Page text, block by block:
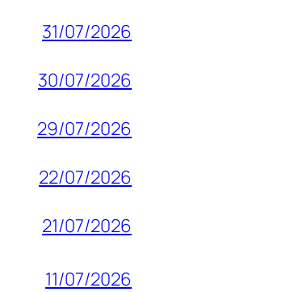
31/07/2026
30/07/2026
29/07/2026
22/07/2026
21/07/2026
11/07/2026